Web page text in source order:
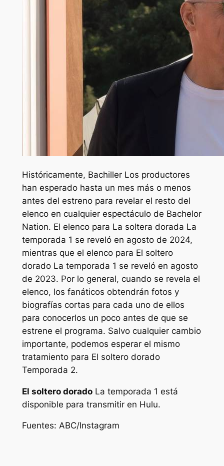
Históricamente, BachillerLos productores
han esperado hasta un mes más o menos
antes del estreno para revelar el resto del
elenco en cualquier espectáculo de Bachelor
Nation. El elenco para La soltera dorada La
temporada 1 se reveló en agosto de 2024,
mientras que el elenco para El soltero
dorado La temporada 1 se reveló en agosto
de 2023. Por lo general, cuando se revela el
elenco, los fanáticos obtendrán fotos y
biografías cortas para cada uno de ellos
para conocerlos un poco antes de que se
estrene el programa. Salvo cualquier cambio
importante, podemos esperar el mismo
tratamiento para El soltero dorado
Temporada 2.
El soltero doradoLa temporada 1 está
disponible para transmitir en Hulu.
Fuentes: ABC/Instagram